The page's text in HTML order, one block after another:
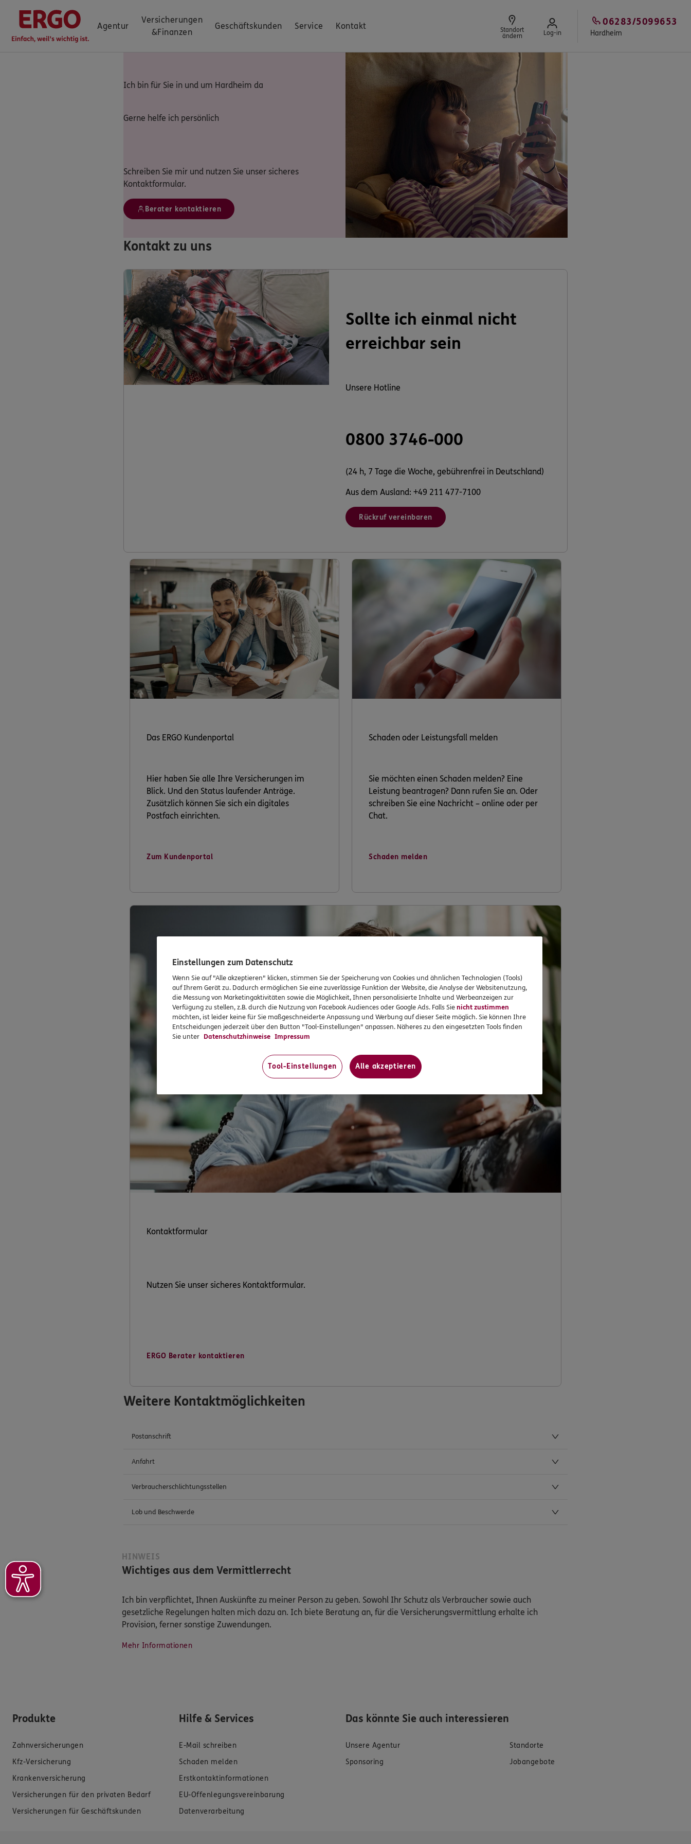
Agentur
Versicherungen
&Finanzen
Geschäftskunden Service Kontakt
Standort
ändern
Log-in Hardheim
06283/5099653
Ich bin für Sie in und um Hardheim da
Gerne helfe ich persönlich
Schreiben Sie mir und nutzen Sie unser sicheres
Kontaktformular.
Berater kontaktieren
Kontakt zu uns
Sollte ich einmal nicht
erreichbar sein
Unsere Hotline
0800 3746-000
(24 h, 7 Tage die Woche, gebührenfrei in Deutschland)
Aus dem Ausland: +49 211 477-7100
Rückruf vereinbaren
Das ERGO Kundenportal
Hier haben Sie alle Ihre Versicherungen im
Blick. Und den Status laufender Anträge.
Zusätzlich können Sie sich ein digitales
Postfach einrichten.
Zum Kundenportal
Schaden oder Leistungsfall melden
Sie möchten einen Schaden melden? Eine
Leistung beantragen? Dann rufen Sie an. Oder
schreiben Sie eine Nachricht – online oder per
Chat.
Schaden melden
Kontaktformular
Nutzen Sie unser sicheres Kontaktformular.
ERGO Berater kontaktieren
Weitere Kontaktmöglichkeiten
Postanschrift
Anfahrt
Verbraucherschlichtungsstellen
Lob und Beschwerde
HINWEIS
Wichtiges aus dem Vermittlerrecht
Ich bin verpflichtet, Ihnen Auskünfte zu meiner Person zu geben. Sowohl Ihr Schutz als Verbraucher sowie auch
gesetzliche Regelungen halten mich dazu an. Ich biete Beratung an, für die Versicherungsvermittlung erhalte ich
Provision, ferner sonstige Zuwendungen.
Mehr Informationen
Produkte
Zahnversicherungen
Kfz-Versicherung
Krankenversicherung
Versicherungen für den privaten Bedarf
Versicherungen für Geschäftskunden
Hilfe & Services
E-Mail schreiben
Schaden melden
Erstkontaktinformationen
EU-Offenlegungsvereinbarung
Datenverarbeitung
Das könnte Sie auch interessieren
Unsere Agentur
Standorte
Sponsoring
Jobangebote
Einstellungen zum Datenschutz
Wenn Sie auf "Alle akzeptieren" klicken, stimmen Sie der Speicherung von Cookies und ähnlichen Technologien (Tools)
auf Ihrem Gerät zu. Dadurch ermöglichen Sie eine zuverlässige Funktion der Website, die Analyse der Websitenutzung,
die Messung von Marketingaktivitäten sowie die Möglichkeit, Ihnen personalisierte Inhalte und Werbeanzeigen zur
Verfügung zu stellen, z.B. durch die Nutzung von Facebook Audiences oder Google Ads. Falls Sienicht zustimmen
möchten, ist leider keine für Sie maßgeschneiderte Anpassung und Werbung auf dieser Seite möglich. Sie können Ihre
Entscheidungen jederzeit über den Button "Tool-Einstellungen" anpassen. Näheres zu den eingesetzten Tools finden
Sie unter Datenschutzhinweise Impressum
Tool-Einstellungen Alle akzeptieren